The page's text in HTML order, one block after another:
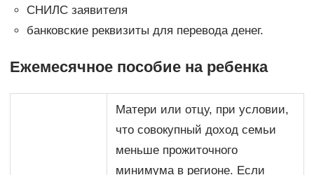
СНИЛС заявителя
банковские реквизиты для перевода денег.
Ежемесячное пособие на ребенка
Матери или отцу, при условии,
что совокупный доход семьи
меньше прожиточного
минимума в регионе. Если